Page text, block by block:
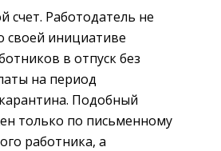
счет. Работодатель не
своей инициативе
в отпуск без
на период
Подобный
только по письменному
работника, а